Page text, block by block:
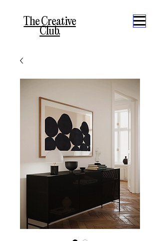
The Creative
Club.